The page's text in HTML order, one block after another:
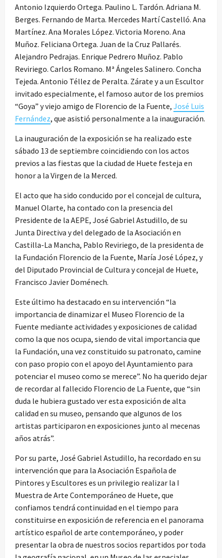
Antonio Izquierdo Ortega. Paulino L. Tardón. Adriana M.
Berges. Fernando de Marta. Mercedes Martí Castelló. Ana
Martínez. Ana Morales López. Victoria Moreno. Ana
Muñoz. Feliciana Ortega. Juan de la Cruz Pallarés.
Alejandro Pedrajas. Enrique Pedrero Muñoz. Pablo
Reviriego. Carlos Romano. Mª Ángeles Salinero. Concha
Tejeda. Antonio Téllez de Peralta. Zárate y a un Escultor
invitado especialmente, el famoso autor de los premios
“Goya” y viejo amigo de Florencio de la Fuente, José Luis
Fernández, que asistió personalmente a la inauguración.
La inauguración de la exposición se ha realizado este
sábado 13 de septiembre coincidiendo con los actos
previos a las fiestas que la ciudad de Huete festeja en
honor a la Virgen de la Merced.
El acto que ha sido conducido por el concejal de cultura,
Manuel Olarte, ha contado con la presencia del
Presidente de la AEPE, José Gabriel Astudillo, de su
Junta Directiva y del delegado de la Asociación en
Castilla-La Mancha, Pablo Reviriego, de la presidenta de
la Fundación Florencio de la Fuente, María José López, y
del Diputado Provincial de Cultura y concejal de Huete,
Francisco Javier Doménech.
Este último ha destacado en su intervención “la
importancia de dinamizar el Museo Florencio de la
Fuente mediante actividades y exposiciones de calidad
como la que nos ocupa, siendo de vital importancia que
la Fundación, una vez constituido su patronato, camine
con paso propio con el apoyo del Ayuntamiento para
potenciar el museo como se merece”. No ha querido dejar
de recordar al fallecido Florencio de La Fuente, que “sin
duda le hubiera gustado ver esta exposición de alta
calidad en su museo, pensando que algunos de los
artistas participaron en exposiciones junto al mecenas
años atrás”.
Por su parte, José Gabriel Astudillo, ha recordado en su
intervención que para la Asociación Española de
Pintores y Escultores es un privilegio realizar la I
Muestra de Arte Contemporáneo de Huete, que
confiamos tendrá continuidad en el tiempo para
constituirse en exposición de referencia en el panorama
artístico español de arte contemporáneo, y poder
presentar la obra de nuestros socios repartidos por toda